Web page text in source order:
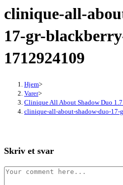
clinique-all-
17-gr-
1712924109
Hjem>
Varer>
Clinique All About Shadow Duo
clinique-all-about-shadow-duo-17-
Skriv et svar
Comment